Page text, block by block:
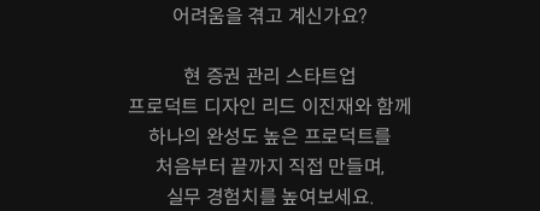
어려움을 겪고 계신가요?
현 증권 관리 스타트업
프로덕트 디자인 리드 이진재와 함께
하나의 완성도 높은 프로덕트를
처음부터 끝까지 직접 만들며,
실무 경험치를 높여보세요.